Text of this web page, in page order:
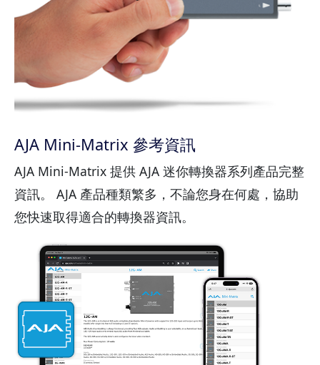
AJA Mini-Matrix 參考資訊
AJA Mini-Matrix 提供 AJA 迷你轉換器系列產品完整
資訊。 AJA 產品種類繁多，不論您身在何處，協助
您快速取得適合的轉換器資訊。